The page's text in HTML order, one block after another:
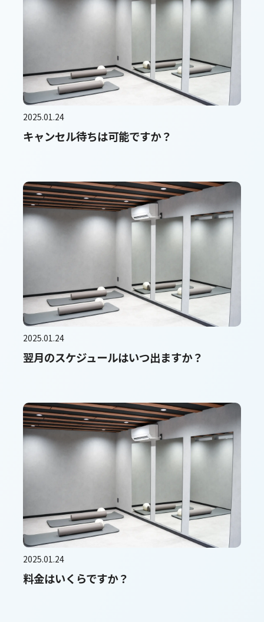
2025.01.24
キャンセル待ちは可能ですか？
2025.01.24
翌月のスケジュールはいつ出ますか？
2025.01.24
料金はいくらですか？